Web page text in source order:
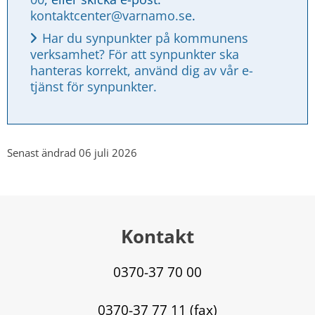
kontaktcenter@varnamo.se.
Har du synpunkter på kommunens
verksamhet? För att synpunkter ska
hanteras korrekt, använd dig av vår e-
tjänst för synpunkter.
Senast ändrad 06 juli 2026
Kontakt
0370-37 70 00
0370-37 77 11 (fax)